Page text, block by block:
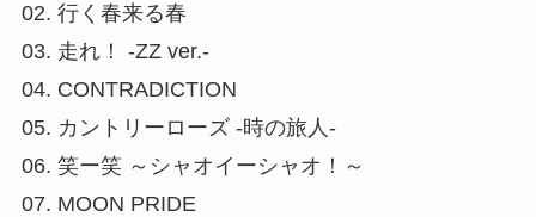
02. 行く春来る春
03. 走れ！ -ZZ ver.-
04. CONTRADICTION
05. カントリーローズ -時の旅人-
06. 笑ー笑 ～シャオイーシャオ！～
07. MOON PRIDE